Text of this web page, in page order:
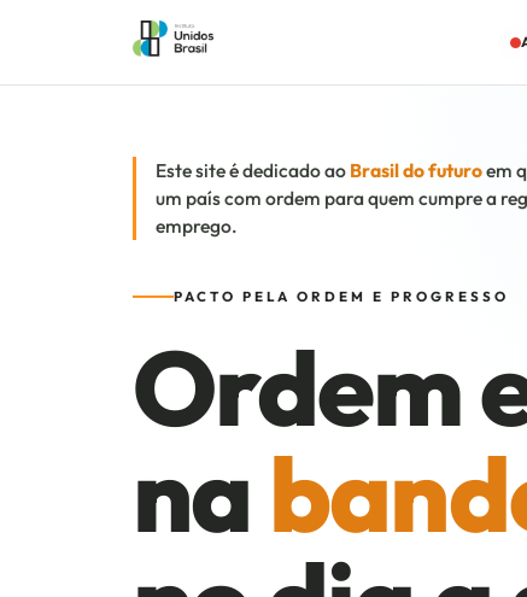
Este site é dedicado ao Brasil do futuroem
um país com ordem para quem cumpre a
emprego.
PACTO PELA ORDEM E PROGRESSO
Ordem
na